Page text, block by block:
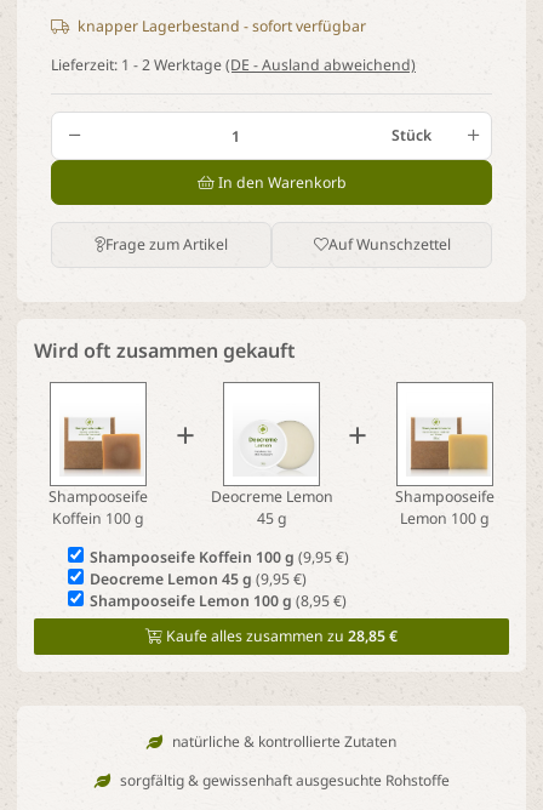
Frage zum Artikel Auf Wunschzettel
Stück
In den Warenkorb
knapper Lagerbestand - sofort verfügbar
Lieferzeit: 1 - 2 Werktage(DE - Ausland abweichend)
Wird oft zusammen gekauft
Shampooseife
Koffein 100 g
+
Deocreme Lemon
45 g
+
Shampooseife
Lemon 100 g
Shampooseife Koffein 100 g (9,95 €)
Deocreme Lemon 45 g (9,95 €)
Shampooseife Lemon 100 g (8,95 €)
Kaufe alles zusammen zu 28,85 €
natürliche & kontrollierte Zutaten
sorgfältig & gewissenhaft ausgesuchte Rohstoffe